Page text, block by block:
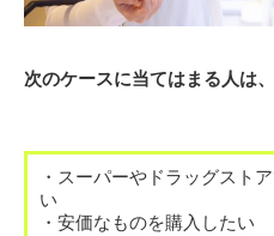
次のケースに当てはまる人は
・スーパーやドラッグスト
い
・安価なものを購入したい